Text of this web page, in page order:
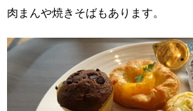
肉まんや焼きそばもあります。